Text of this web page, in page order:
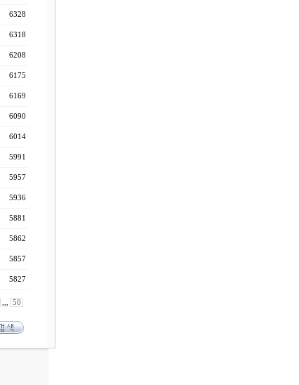
6328
6318
6208
6175
6169
6090
6014
5991
5957
5936
5881
5862
5857
5827
,,, 50